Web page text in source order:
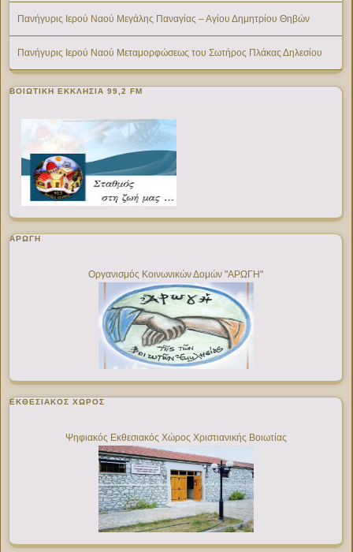
Πανήγυρις Ιερού Ναού Μεγάλης Παναγίας – Αγίου Δημητρίου Θηβών
Πανήγυρις Ιερού Ναού Μεταμορφώσεως του Σωτήρος Πλάκας Δηλεσίου
ΒΟΙΩΤΙΚΉ ΕΚΚΛΗΣΊΑ 99,2 FM
ΑΡΩΓΗ
Οργανισμός Κοινωνικών Δομών "ΑΡΩΓΗ"
ΕΚΘΕΣΙΑΚΌΣ ΧΏΡΟΣ
Ψηφιακός Εκθεσιακός Χώρος Χριστιανικής Βοιωτίας